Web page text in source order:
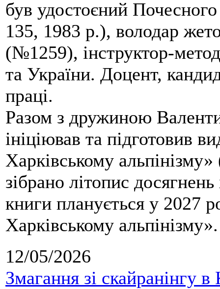
був удостоєний
135, 1983 р.), володар
(№1259), інструктор-
та України. Доцент,
праці.
Разом з дружиною
ініціював та підготовив
Харківському
зібрано літопис
книги планується у 2027
Харківському альпінізму».
12/05/2026
Змагання зі скайранінгу в